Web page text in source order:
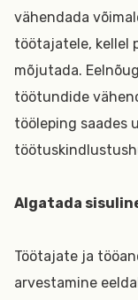
vähendada
töötajatele, kellel
mõjutada.
töötundide
tööleping saades
Algatada
Töötajate ja
arvestamine